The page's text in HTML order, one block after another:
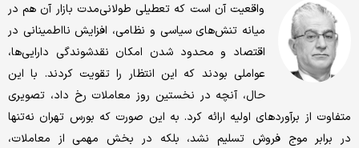
واقعیت آن است که تعطیلی طولانی‌مدت بازار آن هم در
میانه تنش‌های سیاسی و نظامی، افزایش نااطمینانی در
اقتصاد و محدود شدن امکان نقدشوندگی دارایی‌ها،
عواملی بودند که این انتظار را تقویت ‌کردند. با این
حال، آنچه در نخستین روز معاملات رخ داد، تصویری
متفاوت از برآوردهای اولیه ارائه کرد. به این صورت که بورس تهران نه‌تنها
در برابر موج فروش تسلیم نشد، بلکه در بخش مهمی از معاملات،